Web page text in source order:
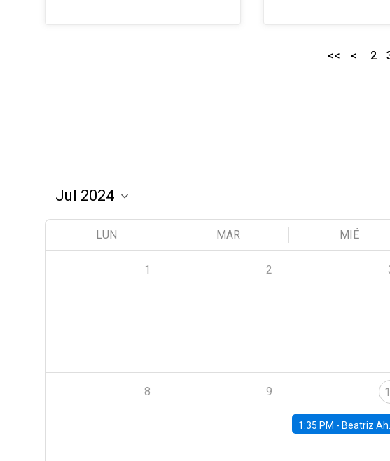
<< < 2
LUN MAR MIÉ
1 2
8 9
1:35 PM - Beatriz Ahumada, PhD candidate, Universidad de Pittsburgh